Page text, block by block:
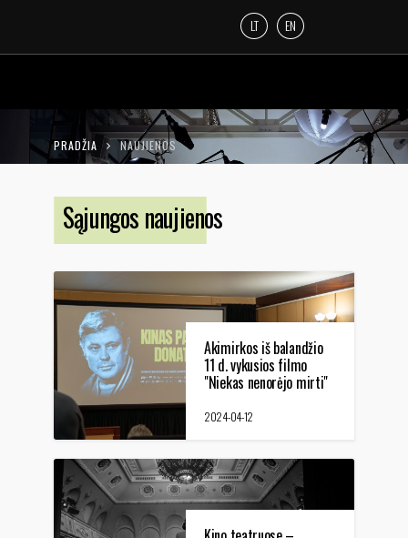
LT EN
PRADŽIA NAUJIENOS
Sąjungos naujienos
Akimirkos iš balandžio
11 d. vykusios filmo
"Niekas nenorėjo mirti"
kino juostos) "KINAS
2024-04-12